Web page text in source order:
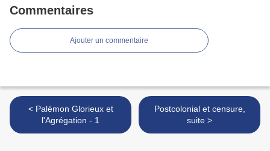
Commentaires
Ajouter un commentaire
< Palémon Glorieux et
l'Agrégation - 1
Postcolonial et censure,
suite >